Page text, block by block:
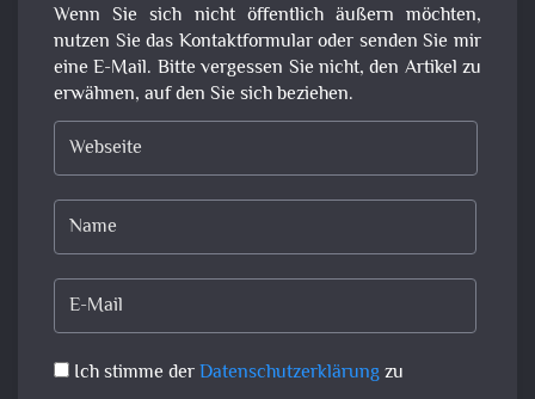
Wenn Sie sich nicht öffentlich äußern möchten,
nutzen Sie das Kontaktformular oder senden Sie mir
eine E-Mail. Bitte vergessen Sie nicht, den Artikel zu
erwähnen, auf den Sie sich beziehen.
Ich stimme derDatenschutzerklärungzu